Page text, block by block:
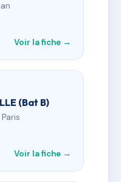
Voir la fiche →
(Bat B)
Voir la fiche →